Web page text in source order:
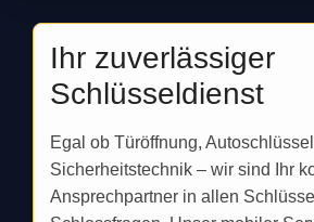
Ihr zuverlässiger
Schlüsseldienst
Egal ob Türöffnung,
Sicherheitstechnik – wir sind Ihr
Ansprechpartner in allen